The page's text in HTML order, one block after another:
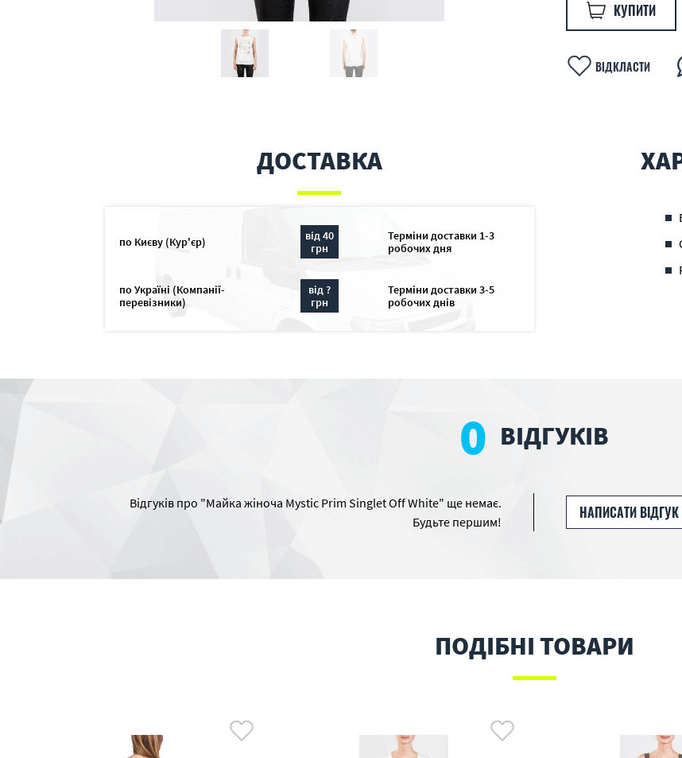
КУПИТИ
ВІДКЛАСТИ
ДОСТАВКА
по Києву (Кур'єр)
від 40
грн
Терміни доставки 1-3
робочих дня
по Україні (Компанії-
перевізники)
від ?
грн
Терміни доставки 3-5
робочих днів
0 ВІДГУКІВ
Відгуків про "Майка жіноча Mystic Prim Singlet Off White" ще немає.
Будьте першим!
НАПИСАТИ ВІДГУК
ПОДІБНІ ТОВАРИ